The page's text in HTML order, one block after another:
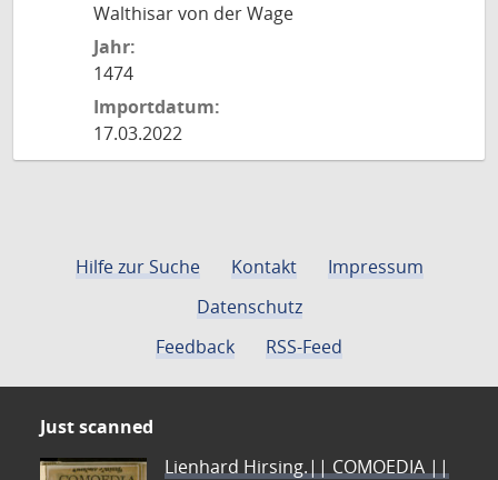
Walthisar von der Wage
Jahr:
1474
Importdatum:
17.03.2022
Hilfe zur Suche Kontakt
Impressum
Datenschutz
Feedback
RSS-Feed
Just scanned
Lienhard Hirsing.|| COMOEDIA ||